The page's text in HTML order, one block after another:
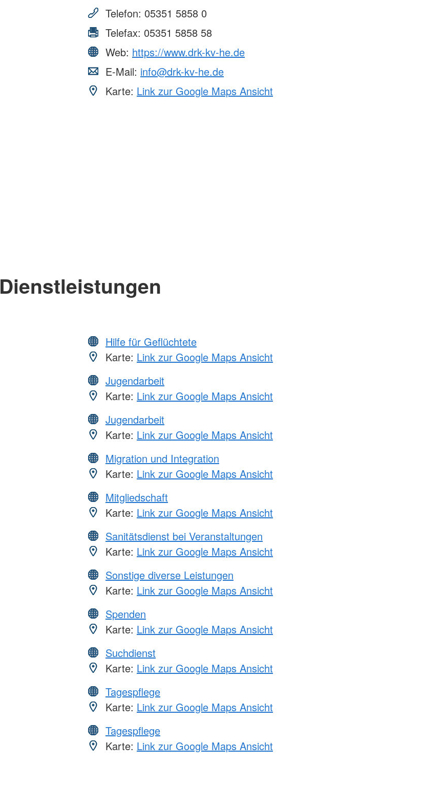
Telefon: 05351 5858 0
Telefax: 05351 5858 58
Web: https://www.drk-kv-he.de
E-Mail: info@drk-kv-he.de
Karte: Link zur Google Maps Ansicht
Dienstleistungen
Hilfe für Geflüchtete
Karte: Link zur Google Maps Ansicht
Jugendarbeit
Karte: Link zur Google Maps Ansicht
Jugendarbeit
Karte: Link zur Google Maps Ansicht
Migration und Integration
Karte: Link zur Google Maps Ansicht
Mitgliedschaft
Karte: Link zur Google Maps Ansicht
Sanitätsdienst bei Veranstaltungen
Karte: Link zur Google Maps Ansicht
Sonstige diverse Leistungen
Karte: Link zur Google Maps Ansicht
Spenden
Karte: Link zur Google Maps Ansicht
Suchdienst
Karte: Link zur Google Maps Ansicht
Tagespflege
Karte: Link zur Google Maps Ansicht
Tagespflege
Karte: Link zur Google Maps Ansicht